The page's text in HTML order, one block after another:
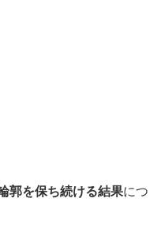
郭を保ち続ける結果につ